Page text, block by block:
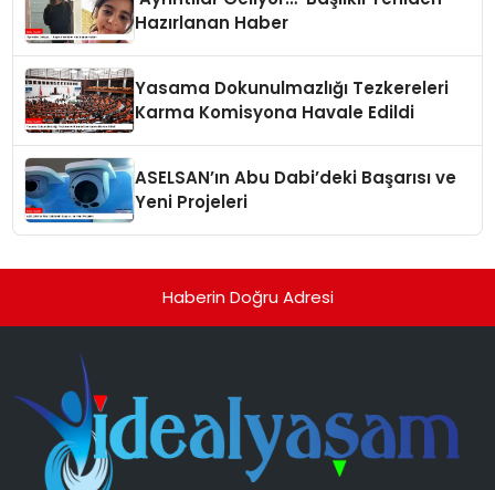
Hazırlanan Haber
Yasama Dokunulmazlığı Tezkereleri
Karma Komisyona Havale Edildi
ASELSAN’ın Abu Dabi’deki Başarısı ve
Yeni Projeleri
Haberin Doğru Adresi